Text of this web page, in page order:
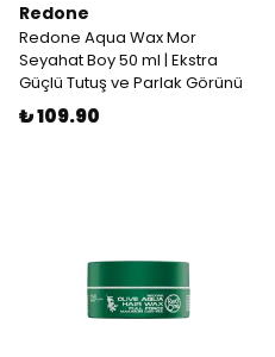
Redone
Redone Aqua Wax Mor
Seyahat Boy 50 ml | Ekstra
Güçlü Tutuş ve Parlak Görünü
₺ 109.90